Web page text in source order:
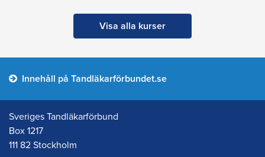
Visa alla kurser
Innehåll på Tandläkarförbundet.se
Sveriges Tandläkarförbund
Box 1217
111 82 Stockholm